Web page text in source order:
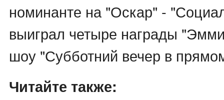
номинанте на "Оскар" -
выиграл четыре награды
шоу "Субботний вечер в
Читайте также: